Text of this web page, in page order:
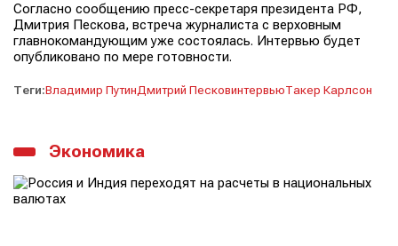
Согласно сообщению пресс-секретаря президента РФ,
Дмитрия Пескова, встреча журналиста с верховным
главнокомандующим уже состоялась. Интервью будет
опубликовано по мере готовности.
Теги:Владимир ПутинДмитрий ПесковинтервьюТакер Карлсон
Экономика